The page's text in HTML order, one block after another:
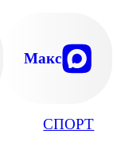
СПОРТ
Макс